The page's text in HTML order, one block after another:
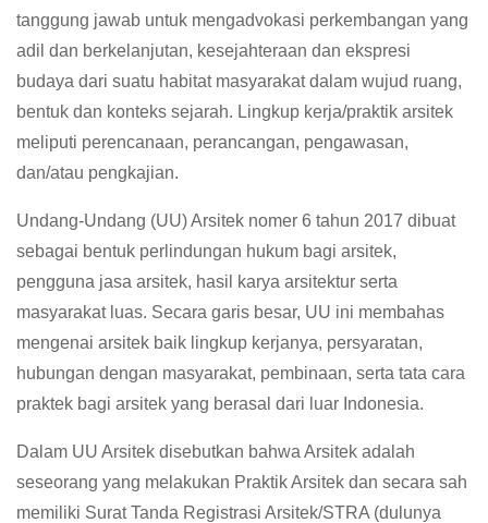
tanggung jawab untuk mengadvokasi perkembangan yang
adil dan berkelanjutan, kesejahteraan dan ekspresi
budaya dari suatu habitat masyarakat dalam wujud ruang,
bentuk dan konteks sejarah. Lingkup kerja/praktik arsitek
meliputi perencanaan, perancangan, pengawasan,
dan/atau pengkajian.
Undang-Undang (UU) Arsitek nomer 6 tahun 2017 dibuat
sebagai bentuk perlindungan hukum bagi arsitek,
pengguna jasa arsitek, hasil karya arsitektur serta
masyarakat luas. Secara garis besar, UU ini membahas
mengenai arsitek baik lingkup kerjanya, persyaratan,
hubungan dengan masyarakat, pembinaan, serta tata cara
praktek bagi arsitek yang berasal dari luar Indonesia.
Dalam UU Arsitek disebutkan bahwa Arsitek adalah
seseorang yang melakukan Praktik Arsitek dan secara sah
memiliki Surat Tanda Registrasi Arsitek/STRA (dulunya